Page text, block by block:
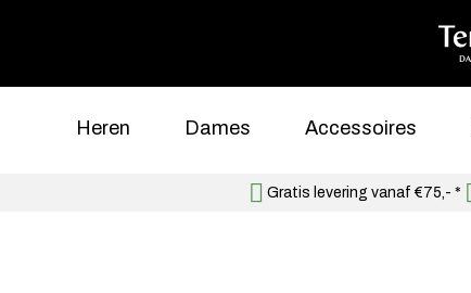
Heren Dames Accessoires
Gratis levering vanaf €75,- *